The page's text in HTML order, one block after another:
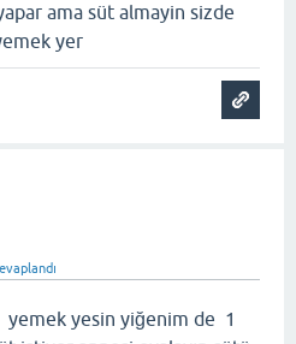
ama süt almayin sizde
yer
yesin yiğenim de 1